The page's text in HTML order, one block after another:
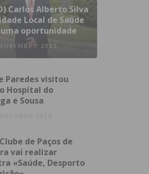
Carlos Alberto Silva
Local de Saúde
oportunidade
2023
Paredes visitou
Hospital do
e Sousa
2023
de Paços de
vai realizar
«Saúde, Desporto